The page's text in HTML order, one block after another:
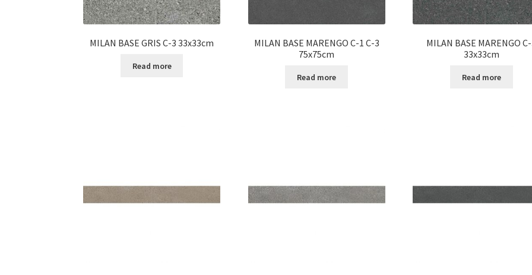
MILAN BASE GRIS C-3 33x33cm
Read more
MILAN BASE MARENGO C-1 C-3
75x75cm
Read more
MILAN BASE MARENGO
33x33cm
Read more